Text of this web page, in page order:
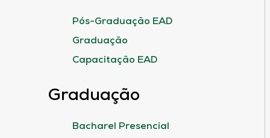
Pós-Graduação EAD
Graduação
Capacitação EAD
Graduação
Bacharel Presencial